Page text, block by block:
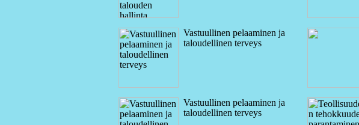
Vastuullinen pelaaminen ja
taloudellinen terveys
Vastuullinen pelaaminen ja
taloudellinen terveys